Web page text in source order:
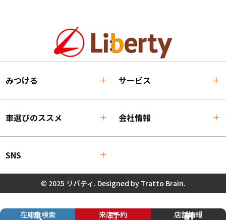
在庫車検索 来店予約 店舗情報
みつける サービス
車選びのススメ 会社情報
SNS
© 2025 リバティ. Designed by Tratto Brain.